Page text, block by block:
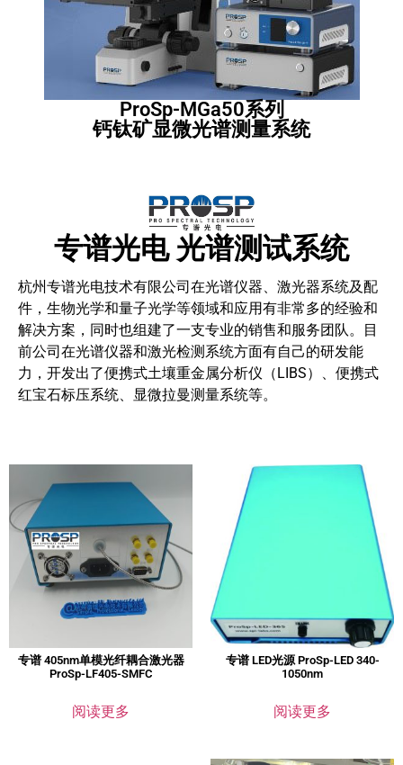
ProSp-MGa50系列
钙钛矿显微光谱测量系统
专谱光电 光谱测试系统
杭州专谱光电技术有限公司在光谱仪器、激光器系统及配
件，生物光学和量子光学等领域和应用有非常多的经验和
解决方案，同时也组建了一支专业的销售和服务团队。目
前公司在光谱仪器和激光检测系统方面有自己的研发能
力，开发出了便携式土壤重金属分析仪（LIBS）、便携式
红宝石标压系统、显微拉曼测量系统等。
专谱 405nm单模光纤耦合激光器
ProSp-LF405-SMFC
阅读更多
专谱 LED光源 ProSp-LED 340-
1050nm
阅读更多